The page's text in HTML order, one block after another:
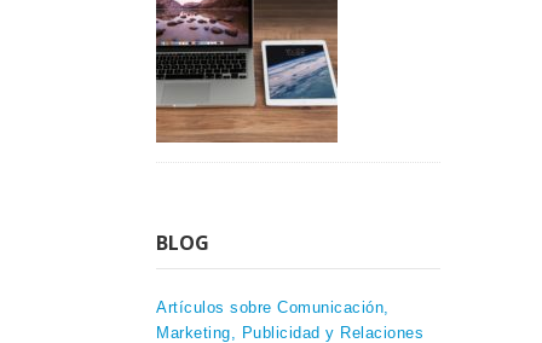
BLOG
Artículos sobre Comunicación,
Marketing, Publicidad y Relaciones